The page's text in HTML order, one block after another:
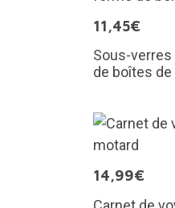
11,45€
Sous-
de boîtes
14,99€